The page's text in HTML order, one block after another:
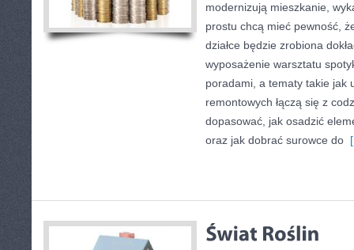
modernizują mieszkanie,
prostu chcą mieć pewność,
działce będzie zrobiona
wyposażenie warsztatu
poradami, a tematy takie jak
remontowych łączą się z
dopasować, jak osadzić
oraz jak dobrać surowce do